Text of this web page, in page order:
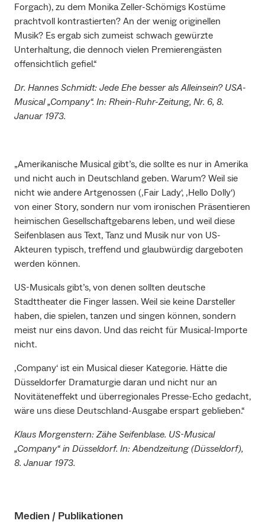
Forgach), zu dem Monika Zeller-Schömigs Kostüme
prachtvoll kontrastierten? An der wenig originellen
Musik? Es ergab sich zumeist schwach gewürzte
Unterhaltung, die dennoch vielen Premierengästen
offensichtlich gefiel.“
Dr. Hannes Schmidt: Jede Ehe besser als Alleinsein? USA-
Musical „Company“. In: Rhein-Ruhr-Zeitung, Nr. 6, 8.
Januar 1973.
„Amerikanische Musical gibt’s, die sollte es nur in Amerika
und nicht auch in Deutschland geben. Warum? Weil sie
nicht wie andere Artgenossen (‚Fair Lady‘, ‚Hello Dolly‘)
von einer Story, sondern nur vom ironischen Präsentieren
heimischen Gesellschaftgebarens leben, und weil diese
Seifenblasen aus Text, Tanz und Musik nur von US-
Akteuren typisch, treffend und glaubwürdig dargeboten
werden können.
US-Musicals gibt’s, von denen sollten deutsche
Stadttheater die Finger lassen. Weil sie keine Darsteller
haben, die spielen, tanzen und singen können, sondern
meist nur eins davon. Und das reicht für Musical-Importe
nicht.
‚Company‘ ist ein Musical dieser Kategorie. Hätte die
Düsseldorfer Dramaturgie daran und nicht nur an
Novitäteneffekt und überregionales Presse-Echo gedacht,
wäre uns diese Deutschland-Ausgabe erspart geblieben.“
Klaus Morgenstern: Zähe Seifenblase. US-Musical
„Company“ in Düsseldorf. In: Abendzeitung (Düsseldorf),
8. Januar 1973.
Medien / Publikationen